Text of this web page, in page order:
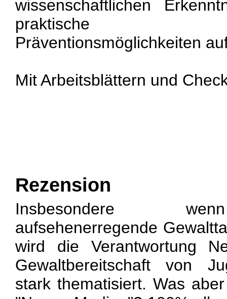
wissenschaftlichen
praktische
Präventionsmöglichkeiten
Mit Arbeitsblättern und
Rezension
Insbesondere
aufsehenerregende
wird die Verantwortung
Gewaltbereitschaft von
stark thematisiert. Was